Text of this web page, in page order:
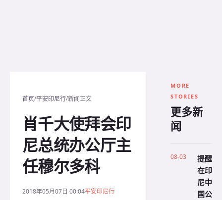
首页/平安印尼行/新闻正文
肖千大使拜会印
尼总统办公厅主
任穆尔多科
2018年05月07日 00:04平安印尼行
MORE
STORIES
更多新
闻
08-03
提醒
在印
尼中
国公